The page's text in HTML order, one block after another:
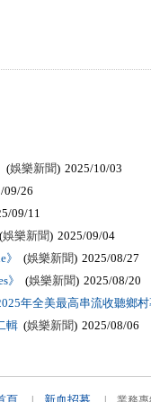
(娛樂新聞) 2025/10/03
09/26
09/11
(娛樂新聞) 2025/09/04
(娛樂新聞) 2025/08/27
》
(娛樂新聞) 2025/08/20
年全美最高串流收聽鄉
輯 (娛樂新聞) 2025/08/06